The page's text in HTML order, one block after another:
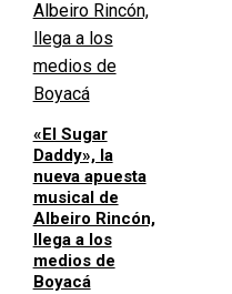
«El Sugar
Daddy», la
nueva apuesta
musical de
Albeiro Rincón,
llega a los
medios de
Boyacá